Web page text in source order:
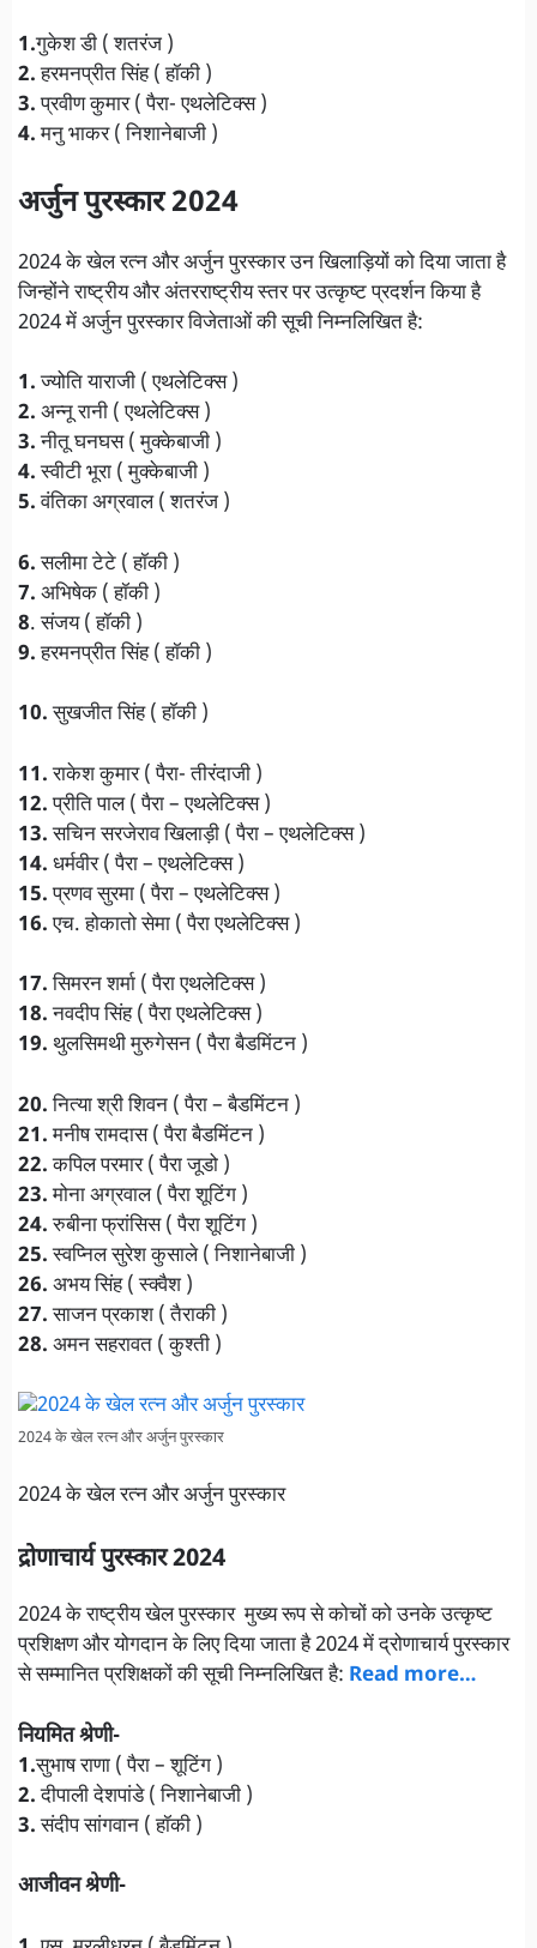
1.गुकेश डी ( शतरंज )
2.हरमनप्रीत सिंह ( हॉकी )
3.प्रवीण कुमार ( पैरा- एथलेटिक्स )
4.मनु भाकर ( निशानेबाजी )
अर्जुन पुरस्कार 2024
2024 के खेल रत्न और अर्जुन पुरस्कार उन खिलाड़ियों को दिया जाता है
जिन्होंने राष्ट्रीय और अंतरराष्ट्रीय स्तर पर उत्कृष्ट प्रदर्शन किया है
2024 में अर्जुन पुरस्कार विजेताओं की सूची निम्नलिखित है:
1.ज्योति याराजी ( एथलेटिक्स )
2. अन्नू रानी ( एथलेटिक्स )
3.नीतू घनघस ( मुक्केबाजी )
4.स्वीटी भूरा ( मुक्केबाजी )
5.वंतिका अग्रवाल ( शतरंज )
6.सलीमा टेटे ( हॉकी )
7. अभिषेक ( हॉकी )
8. संजय ( हॉकी )
9.हरमनप्रीत सिंह ( हॉकी )
10.सुखजीत सिंह ( हॉकी )
11.राकेश कुमार ( पैरा- तीरंदाजी )
12.प्रीति पाल ( पैरा – एथलेटिक्स )
13.सचिन सरजेराव खिलाड़ी ( पैरा – एथलेटिक्स )
14. धर्मवीर ( पैरा – एथलेटिक्स )
15.प्रणव सुरमा ( पैरा – एथलेटिक्स )
16.एच. होकातो सेमा ( पैरा एथलेटिक्स )
17.सिमरन शर्मा ( पैरा एथलेटिक्स )
18.नवदीप सिंह ( पैरा एथलेटिक्स )
19. थुलसिमथी मुरुगेसन ( पैरा बैडमिंटन )
20.नित्या श्री शिवन ( पैरा – बैडमिंटन )
21.मनीष रामदास ( पैरा बैडमिंटन )
22.कपिल परमार ( पैरा जूडो )
23.मोना अग्रवाल ( पैरा शूटिंग )
24.रुबीना फ्रांसिस ( पैरा शूटिंग )
25.स्वप्निल सुरेश कुसाले ( निशानेबाजी )
26. अभय सिंह ( स्क्वैश )
27.साजन प्रकाश ( तैराकी )
28. अमन सहरावत ( कुश्ती )
2024 के खेल रत्न और अर्जुन पुरस्कार
2024 के खेल रत्न और अर्जुन पुरस्कार
द्रोणाचार्य पुरस्कार 2024
2024 के राष्ट्रीय खेल पुरस्कार मुख्य रूप से कोचों को उनके उत्कृष्ट
प्रशिक्षण और योगदान के लिए दिया जाता है 2024 में द्रोणाचार्य पुरस्कार
से सम्मानित प्रशिक्षकों की सूची निम्नलिखित है: Read more…
नियमित श्रेणी-
1.सुभाष राणा ( पैरा – शूटिंग )
2.दीपाली देशपांडे ( निशानेबाजी )
3.संदीप सांगवान ( हॉकी )
आजीवन श्रेणी-